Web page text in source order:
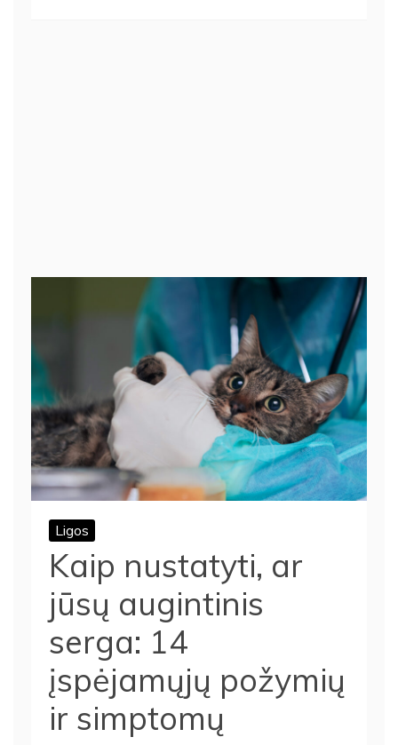
Ligos
Kaip nustatyti, ar
jūsų augintinis
serga: 14
įspėjamųjų požymių
ir simptomų